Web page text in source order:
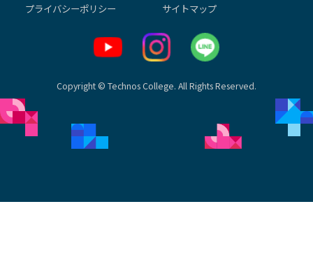
プライバシーポリシー サイトマップ
Copyright © Technos College. All Rights Reserved.